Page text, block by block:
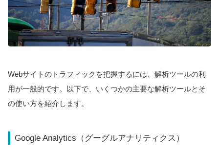
Webサイトのトラフィックを把握するには、解析ツールの利
用が一般的です。以下で、いくつかの主要な解析ツールとそ
の使い方を紹介します。
Google Analytics（グーグルアナリティクス）